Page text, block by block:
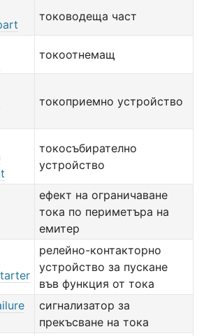
тоководеща част
токоотнемащ
токоприемно устройство
токосъбирателно
устройство
ефект на ограничаване
тока по периметъра на
емитер
релейно-контакторно
устройство за пускане
във функция от тока
сигнализатор за
прекъсване на тока